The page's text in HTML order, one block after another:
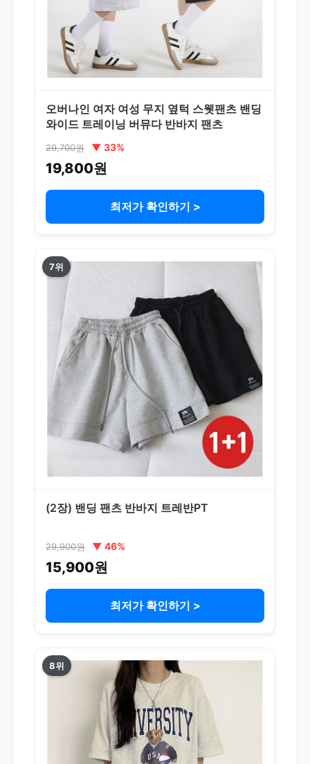
오버나인 여자 여성 무지 옆턱 스웻팬츠 밴딩
와이드 트레이닝 버뮤다 반바지 팬츠
29,700원 ▼ 33%
19,800원
최저가 확인하기 >
7위
(2장) 밴딩 팬츠 반바지 트레반PT
29,900원 ▼ 46%
15,900원
최저가 확인하기 >
8위